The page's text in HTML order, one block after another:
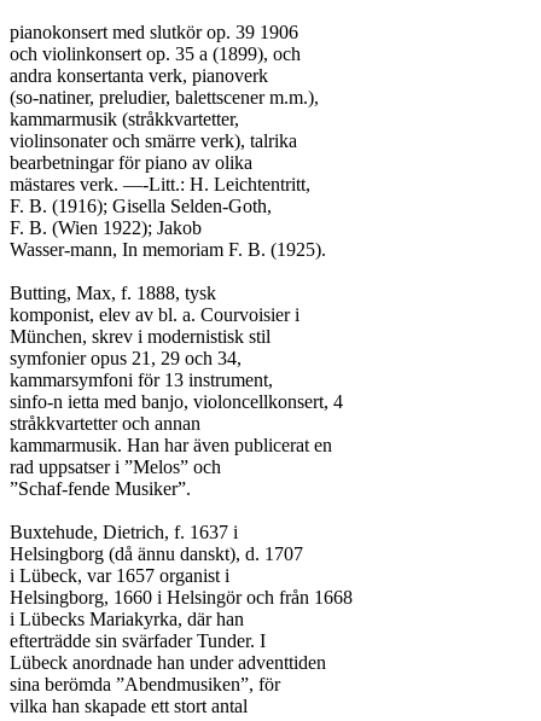
pianokonsert med slutkör op. 39 1906
och violinkonsert op. 35 a (1899), och
andra konsertanta verk, pianoverk
(so-natiner, preludier, balettscener m.m.),
kammarmusik (stråkkvartetter,
violinsonater och smärre verk), talrika
bearbetningar för piano av olika
mästares verk. —-Litt.: H. Leichtentritt,
F. B. (1916); Gisella Selden-Goth,
F. B. (Wien 1922); Jakob
Wasser-mann, In memoriam F. B. (1925).
Butting, Max, f. 1888, tysk
komponist, elev av bl. a. Courvoisier i
München, skrev i modernistisk stil
symfonier opus 21, 29 och 34,
kammarsymfoni för 13 instrument,
sinfo-n ietta med banjo, violoncellkonsert, 4
stråkkvartetter och annan
kammarmusik. Han har även publicerat en
rad uppsatser i ”Melos” och
”Schaf-fende Musiker”.
Buxtehude, Dietrich, f. 1637 i
Helsingborg (då ännu danskt), d. 1707
i Lübeck, var 1657 organist i
Helsingborg, 1660 i Helsingör och från 1668
i Lübecks Mariakyrka, där han
efterträdde sin svärfader Tunder. I
Lübeck anordnade han under adventtiden
sina berömda ”Abendmusiken”, för
vilka han skapade ett stort antal